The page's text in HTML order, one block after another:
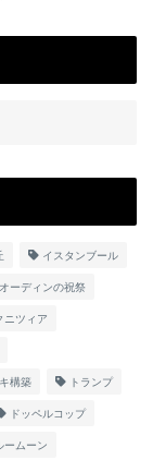
イスタンブール
オーディンの祝祭
ニツィア
構築 トランプ
ドッペルコップ
ームーン